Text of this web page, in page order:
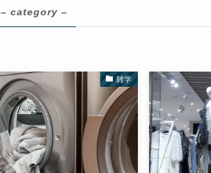
– category –
雑学